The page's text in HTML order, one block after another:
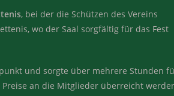
, bei der die Schützen des Vereins
wo der Saal sorgfältig für das Fest
und sorgte über mehrere Stunden
an die Mitglieder überreicht